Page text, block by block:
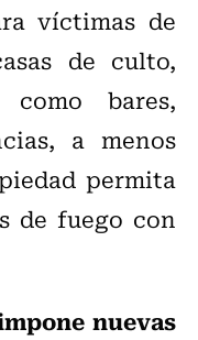
víctimas de
de culto,
como bares,
a menos
permita
de fuego con
nuevas